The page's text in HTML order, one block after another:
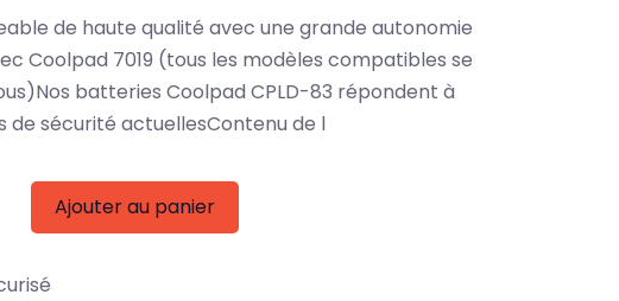
de haute qualité avec une grande autonomie
Coolpad 7019 (tous les modèles compatibles se
batteries Coolpad CPLD-83 répondent à
de sécurité actuellesContenu de l
Ajouter au panier